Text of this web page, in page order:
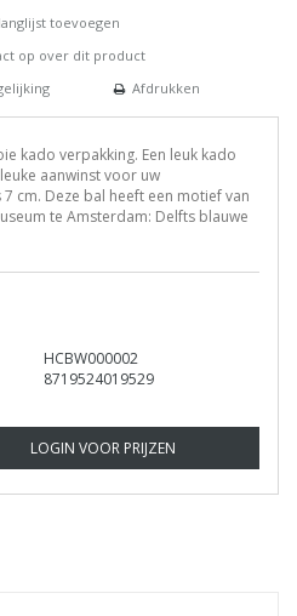
toevoegen
op over dit product
Afdrukken
kado verpakking. Een leuk kado
aanwinst voor uw
cm. Deze bal heeft een motief van
te Amsterdam: Delfts blauwe
HCBW000002
8719524019529
LOGIN VOOR PRIJZEN